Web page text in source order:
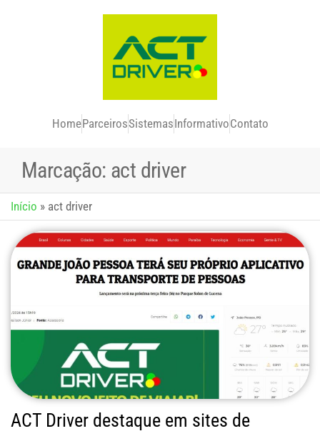
HomeParceirosSistemasInformativoContato
Marcação: act driver
Início » act driver
ACT Driver destaque em sites de